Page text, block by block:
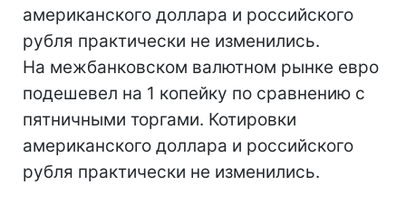
американского доллара и российского
рубля практически не изменились.
На межбанковском валютном рынке евро
подешевел на 1 копейку по сравнению с
пятничными торгами. Котировки
американского доллара и российского
рубля практически не изменились.